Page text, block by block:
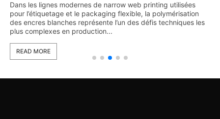
Dans les lignes modernes de narrow web printing utilisées
pour l’étiquetage et le packaging flexible, la polymérisation
des encres blanches représente l’un des défis techniques les
plus complexes en production...
READ MORE